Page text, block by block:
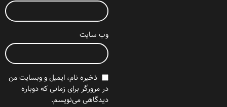
وب‌ سایت
ذخیره نام، ایمیل و وبسایت من
در مرورگر برای زمانی که دوباره
دیدگاهی می‌نویسم.